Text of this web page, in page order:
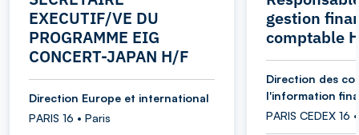
EXECUTIF/VE DU
PROGRAMME EIG
CONCERT-JAPAN H/F
Direction Europe et international
PARIS 16 • Paris
gestion
comptable
Direction des
l'information
PARIS CEDEX 16